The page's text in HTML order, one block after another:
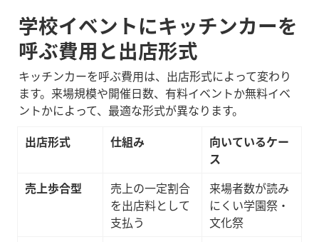
学校イベントにキッチンカーを
呼ぶ費用と出店形式
キッチンカーを呼ぶ費用は、出店形式によって変わり
ます。来場規模や開催日数、有料イベントか無料イベ
ントかによって、最適な形式が異なります。
出店形式
仕組み
向いているケー
ス
売上歩合型
売上の一定割合
を出店料として
支払う
来場者数が読み
にくい学園祭・
文化祭